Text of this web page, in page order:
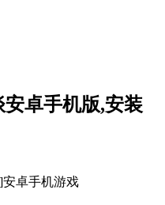
卓手机版,安装
安卓手机游戏